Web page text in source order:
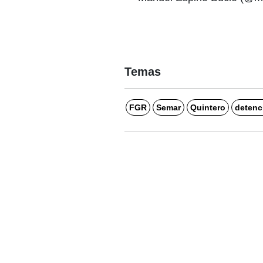
Temas
FGR Semar Quintero